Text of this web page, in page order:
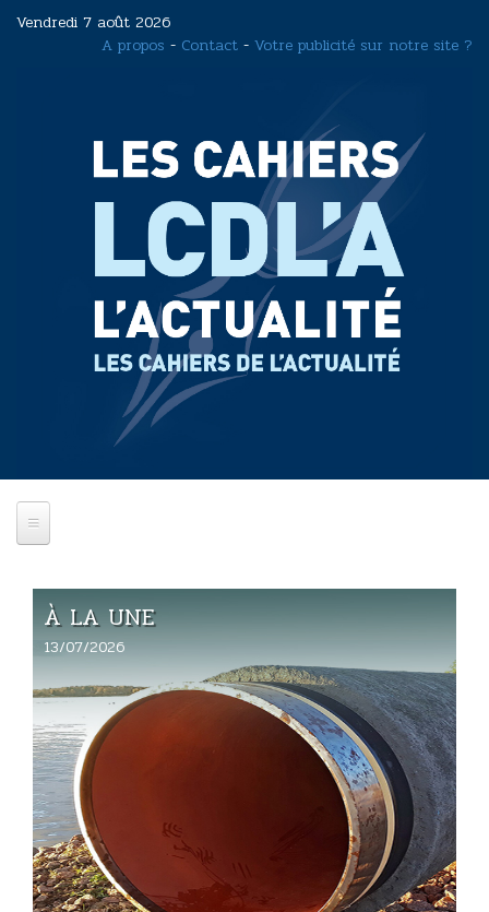
Vendredi 7 août 2026
A propos - Contact - Votre publicité sur notre site ?
À LA UNE
13/07/2026